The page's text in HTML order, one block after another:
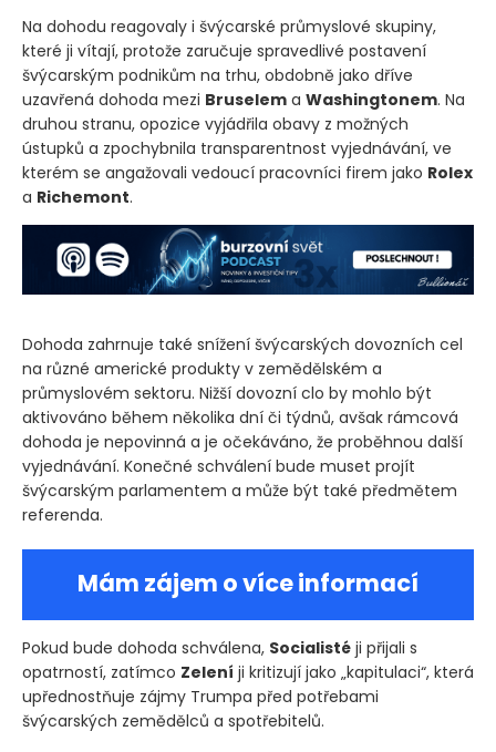
Na dohodu reagovaly i švýcarské průmyslové skupiny,
které ji vítají, protože zaručuje spravedlivé postavení
švýcarským podnikům na trhu, obdobně jako dříve
uzavřená dohoda mezi Bruselem a Washingtonem. Na
druhou stranu, opozice vyjádřila obavy z možných
ústupků a zpochybnila transparentnost vyjednávání, ve
kterém se angažovali vedoucí pracovníci firem jako Rolex
a Richemont.
Dohoda zahrnuje také snížení švýcarských dovozních cel
na různé americké produkty v zemědělském a
průmyslovém sektoru. Nižší dovozní clo by mohlo být
aktivováno během několika dní či týdnů, avšak rámcová
dohoda je nepovinná a je očekáváno, že proběhnou další
vyjednávání. Konečné schválení bude muset projít
švýcarským parlamentem a může být také předmětem
referenda.
Mám zájem o více informací
Pokud bude dohoda schválena, Socialisté ji přijali s
opatrností, zatímco Zelení ji kritizují jako „kapitulaci“, která
upřednostňuje zájmy Trumpa před potřebami
švýcarských zemědělců a spotřebitelů.